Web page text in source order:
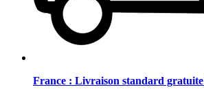
France : Livraison standard gratuite